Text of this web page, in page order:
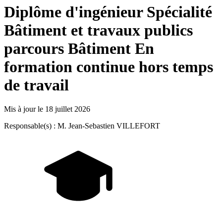
Diplôme d'ingénieur Spécialité
Bâtiment et travaux publics
parcours Bâtiment En
formation continue hors temps
de travail
Mis à jour le 18 juillet 2026
Responsable(s) : M. Jean-Sebastien VILLEFORT